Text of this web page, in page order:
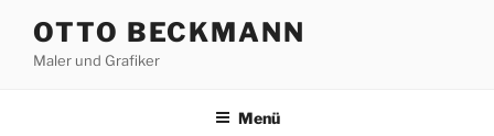
Inhalt
springen
OTTO BECKMANN
Maler und Grafiker
Menü